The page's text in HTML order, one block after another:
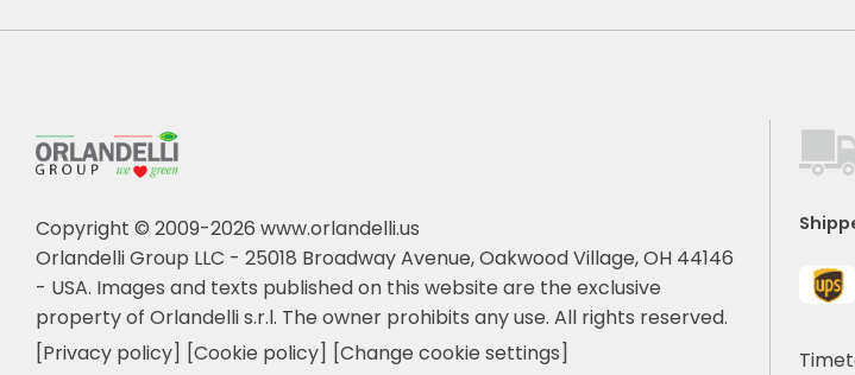
Copyright © 2009-2026 www.orlandelli.us
Orlandelli Group LLC - 25018 Broadway Avenue, Oakwood Village, OH 44146
- USA. Images and texts published on this website are the exclusive
property of Orlandelli s.r.l. The owner prohibits any use. All rights reserved.
[Privacy policy] [Cookie policy] [Change cookie settings]